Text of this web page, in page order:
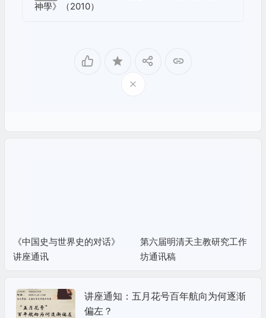
神學》（2010）
《中国史与世界史的对话》
讲座通讯
第六届明清天主教研究工作
坊通讯稿
讲座通知：五月花号百年航向为何逐渐
偏左？